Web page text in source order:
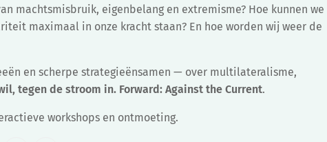
machtsmisbruik, eigenbelang en extremisme? Hoe kunnen we
maximaal in onze kracht staan? En hoe worden wij weer de
en scherpe strategieënsamen — over multilateralisme,
tegen de stroom in. Forward: Against the Current.
workshops en ontmoeting.